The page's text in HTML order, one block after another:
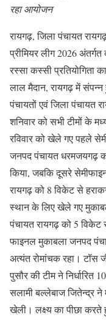
रहा आयोजन
रायगढ़, जिला पंचायत
प्रीमियर लीग 2026
रस्सा कस्सी प्रतियोगिता
लाल मैदान, रायगढ़ में
पंचायतों एवं जिला पंचायत
शनिवार को सभी टीमों के
रविवार को खेले गए पहले
जनपद पंचायत धरमजयगढ़
किया, जबकि दूसरे
रायगढ़ को 8 विकेट से
स्थान के लिए खेले गए
पंचायत रायगढ़ को 5 विकेट
फाइनल मुकाबला जनपद
अत्यंत रोमांचक रहा। टॉस
पुसौर की टीम ने निर्धारित
सलामी बल्लेबाज जितेन्द्र ने
खेली। लक्ष्य का पीछा करते